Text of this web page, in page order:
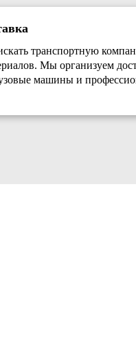
транспортную
Мы организуем
машины и